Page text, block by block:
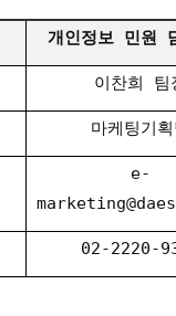
개인정보 민원
이찬희 팀
마케팅기
e-
02-2220-